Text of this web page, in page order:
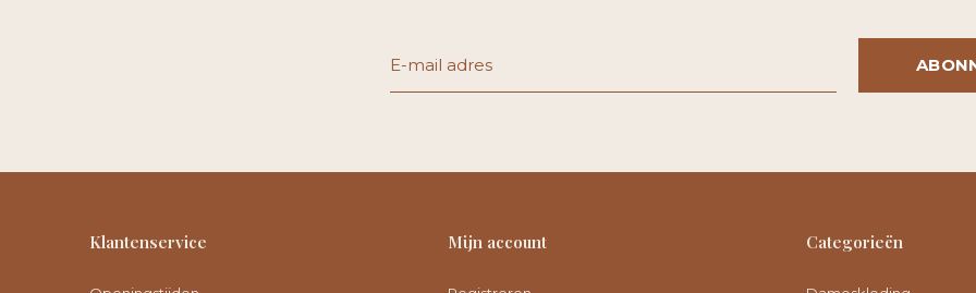
Klantenservice Mijn account Categorieën